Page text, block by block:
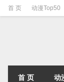
首 页 动漫Top50
首 页 动